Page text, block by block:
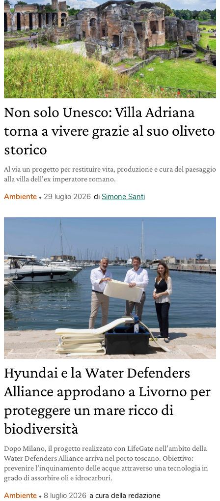
Non solo Unesco: Villa Adriana
torna a vivere grazie al suo oliveto
storico
Al via un progetto per restituire vita, produzione e cura del paesaggio
alla villa dell’ex imperatore romano.
Ambiente 29 luglio 2026 di Simone Santi
Hyundai e la Water Defenders
Alliance approdano a Livorno per
proteggere un mare ricco di
biodiversità
Dopo Milano, il progetto realizzato con LifeGate nell’ambito della
Water Defenders Alliance arriva nel porto toscano. Obiettivo:
prevenire l’inquinamento delle acque attraverso una tecnologia in
grado di assorbire oli e idrocarburi.
Ambiente 8 luglio 2026 a cura della redazione